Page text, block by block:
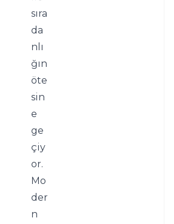
sıra
da
nlı
ğın
öte
sin
e
ge
çiy
or.
Mo
der
n